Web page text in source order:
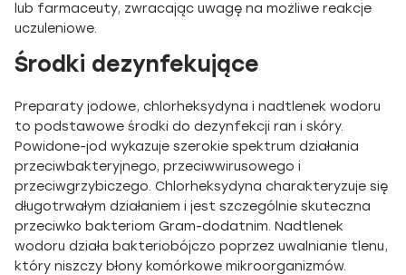
lub farmaceuty, zwracając uwagę na możliwe reakcje
uczuleniowe.
Środki dezynfekujące
Preparaty jodowe, chlorheksydyna i nadtlenek wodoru
to podstawowe środki do dezynfekcji ran i skóry.
Powidone-jod wykazuje szerokie spektrum działania
przeciwbakteryjnego, przeciwwirusowego i
przeciwgrzybiczego. Chlorheksydyna charakteryzuje się
długotrwałym działaniem i jest szczególnie skuteczna
przeciwko bakteriom Gram-dodatnim. Nadtlenek
wodoru działa bakteriobójczo poprzez uwalnianie tlenu,
który niszczy błony komórkowe mikroorganizmów.